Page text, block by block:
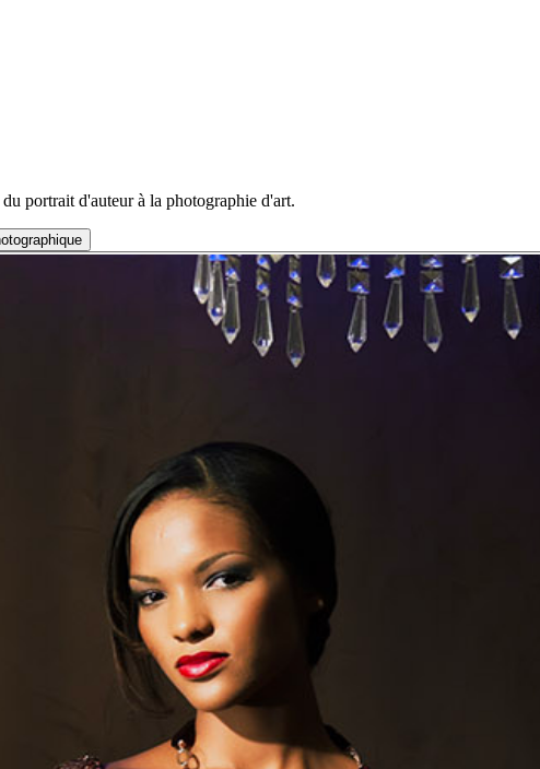
portrait d'auteur à la photographie d'art.